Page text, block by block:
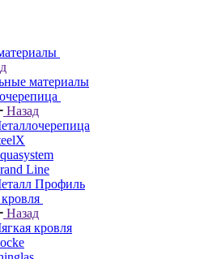
материалы
Назад
Line
Профиль
Назад
кровля